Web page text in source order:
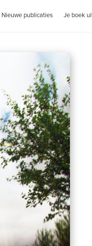
Nieuwe publicaties Je boek